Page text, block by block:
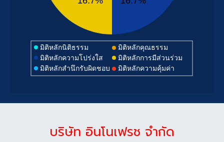
มิติหลักนิติธรรม มิติหลักคุณธรรม
มิติหลักความโปร่งใส
มิติหลักการมีส่วนร่วม
มิติหลักสำนึกรับผิดชอบ
มิติหลักความคุ้มค่า
บริษัท อินโนเฟรช จำกัด